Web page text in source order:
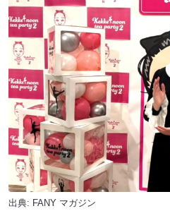
出典: FANY マガジン